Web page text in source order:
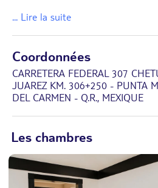
... Lire la suite
Coordonnées
CARRETERA FEDERAL 307
JUAREZ KM. 306+250 - PUNTA
DEL CARMEN - Q.R., MEXIQUE
Les chambres